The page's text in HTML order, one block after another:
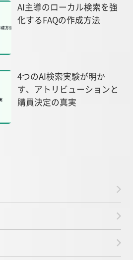
AI主導のローカル検索を強
化するFAQの作成方法
4つのAI検索実験が明か
す、アトリビューションと
購買決定の真実